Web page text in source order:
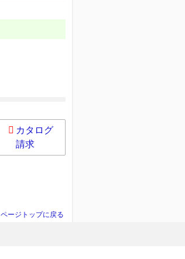
カタログ
請求
ページトップに戻る